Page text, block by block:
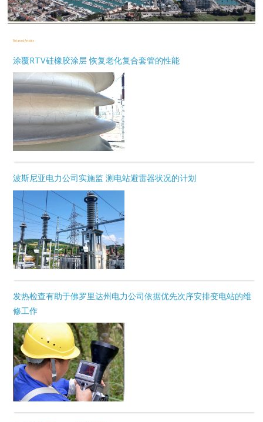
Related Articles
涂覆RTV硅橡胶涂层 恢复老化复合套管的性能
波斯尼亚电力公司实施监 测电站避雷器状况的计划
发热检查有助于佛罗里达州电力公司依据优先次序安排变电站的维
修工作